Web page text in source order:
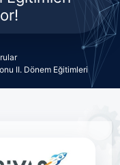
II. Dönem Eğitimleri